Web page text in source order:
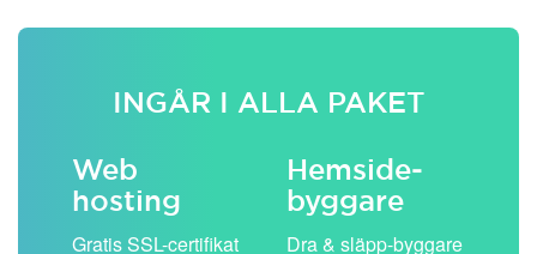
INGÅR I ALLA PAKET
Web
hosting
Gratis SSL-certifikat
Hemside­
byggare
Dra & släpp-byggare